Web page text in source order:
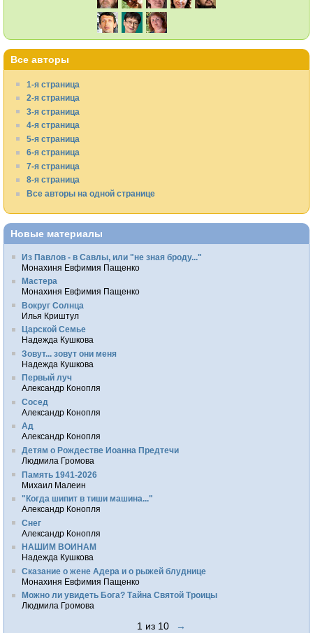
Все авторы
1-я страница
2-я страница
3-я страница
4-я страница
5-я страница
6-я страница
7-я страница
8-я страница
Все авторы на одной странице
Новые материалы
Из Павлов - в Савлы, или "не зная броду..."
Монахиня Евфимия Пащенко
Мастера
Монахиня Евфимия Пащенко
Вокруг Солнца
Илья Криштул
Царской Семье
Надежда Кушкова
Зовут... зовут они меня
Надежда Кушкова
Первый луч
Александр Конопля
Сосед
Александр Конопля
Ад
Александр Конопля
Детям о Рождестве Иоанна Предтечи
Людмила Громова
Память 1941-2026
Михаил Малеин
"Когда шипит в тиши машина..."
Александр Конопля
Снег
Александр Конопля
НАШИМ ВОИНАМ
Надежда Кушкова
Сказание о жене Адера и о рыжей блуднице
Монахиня Евфимия Пащенко
Можно ли увидеть Бога? Тайна Святой Троицы
Людмила Громова
1 из 10 →